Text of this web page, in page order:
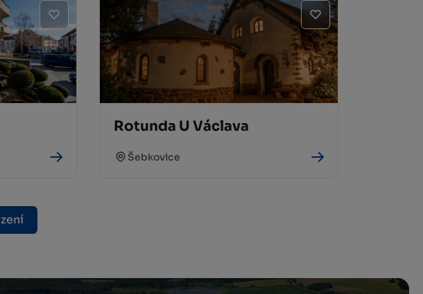
Rotunda U Václava
Šebkovice